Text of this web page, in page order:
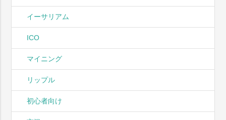
イーサリアム
ICO
マイニング
リップル
初心者向け